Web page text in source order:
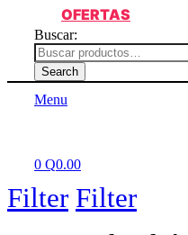
OFERTAS
Buscar:
Search
Menu
0 Q0.00
Filter Filter